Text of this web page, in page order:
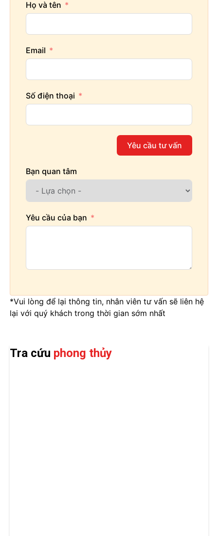
Họ và tên
Email
Số điện thoại
Yêu cầu tư vấn
Bạn quan tâm
Yêu cầu của bạn
*Vui lòng để lại thông tin, nhân viên tư vấn sẽ liên hệ
lại với quý khách trong thời gian sớm nhất
Tra cứu phong thủy